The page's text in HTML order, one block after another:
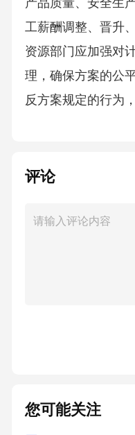
产品质量、安全生
工薪酬调整、晋升
资源部门应加强对
理，确保方案的公
反方案规定的行为
评论
您可能关注